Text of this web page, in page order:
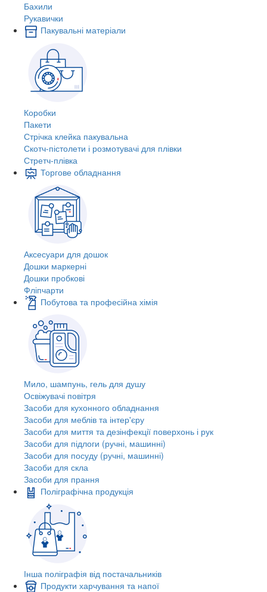
Бахили
Рукавички
Пакувальні матеріали
Коробки
Пакети
Стрічка клейка пакувальна
Скотч-пістолети і розмотувачі для плівки
Стретч-плівка
Торгове обладнання
Аксесуари для дошок
Дошки маркерні
Дошки пробкові
Фліпчарти
Побутова та професійна хімія
Мило, шампунь, гель для душу
Освіжувачі повітря
Засоби для кухонного обладнання
Засоби для меблів та інтер'єру
Засоби для миття та дезінфекції поверхонь і рук
Засоби для підлоги (ручні, машинні)
Засоби для посуду (ручні, машинні)
Засоби для скла
Засоби для прання
Поліграфічна продукція
Інша поліграфія від постачальників
Продукти харчування та напої